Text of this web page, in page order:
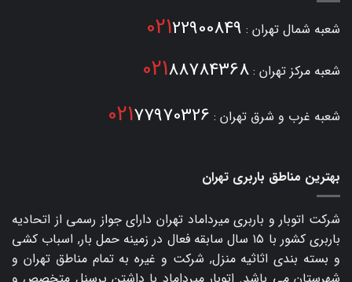
شعبه شمال تهران : 02122900849
شعبه مرکز تهران : 02188784368
شعبه غرب و شرق تهران : 02177970326
بهترین مناطق باربری تهران
شرکت اتوبار و باربری میرداماد تهران دارای جواز رسمی از اتحادیه
باربری کشور با ۱۵ سال سابقه فعال در زمینه حمل بار, اسباب کشی
و بسته بندی اثاثیه منزل, شرکت و غیره به تمام مناطق تهران و